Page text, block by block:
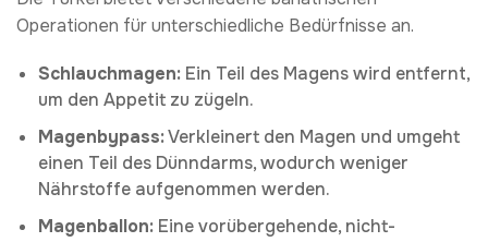
Operationen für unterschiedliche Bedürfnisse an.
Schlauchmagen: Ein Teil des Magens wird entfernt,
um den Appetit zu zügeln.
Magenbypass:Verkleinert den Magen und umgeht
einen Teil des Dünndarms, wodurch weniger
Nährstoffe aufgenommen werden.
Magenballon: Eine vorübergehende, nicht-